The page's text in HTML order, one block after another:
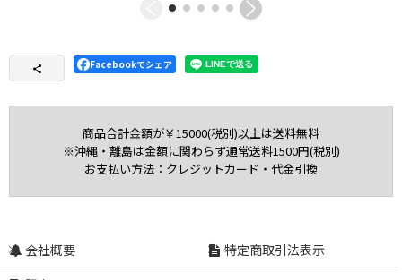
Facebookでシェア
商品合計金額が￥15000(税別)以上は送料無料
※沖縄・離島は金額に関わらず通常送料1500円(税別)
お支払い方法：クレジットカード・代金引換
会社概要
特定商取引法表示